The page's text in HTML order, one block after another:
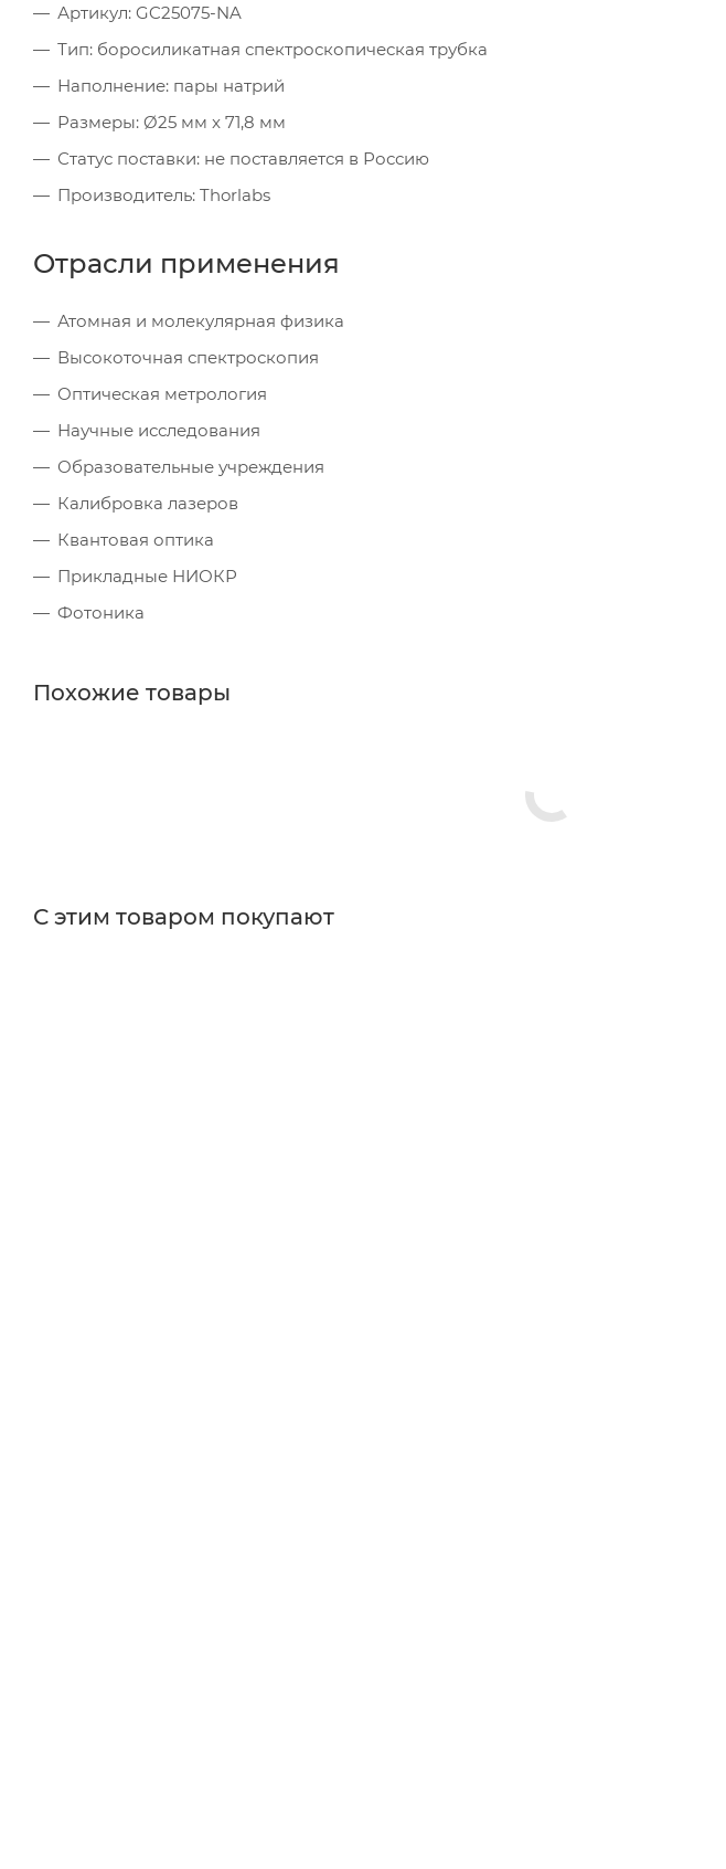
Артикул: GC25075-NA
Тип: боросиликатная спектроскопическая трубка
Наполнение: пары натрий
Размеры: Ø25 мм x 71,8 мм
Статус поставки: не поставляется в Россию
Производитель: Thorlabs
Отрасли применения
Атомная и молекулярная физика
Высокоточная спектроскопия
Оптическая метрология
Научные исследования
Образовательные учреждения
Калибровка лазеров
Квантовая оптика
Прикладные НИОКР
Фотоника
Похожие товары
С этим товаром покупают